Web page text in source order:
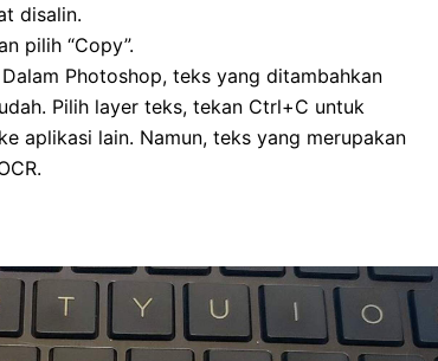
disalin.
pilih “Copy”.
Dalam Photoshop, teks yang ditambahkan
Pilih layer teks, tekan Ctrl+C untuk
aplikasi lain. Namun, teks yang merupakan